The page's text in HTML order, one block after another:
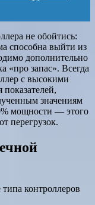
не обойтись:
способна выйти из
дополнительно
«про запас». Всегда
с высокими
значениям
мощности — этого
перегрузок.
контроллеров